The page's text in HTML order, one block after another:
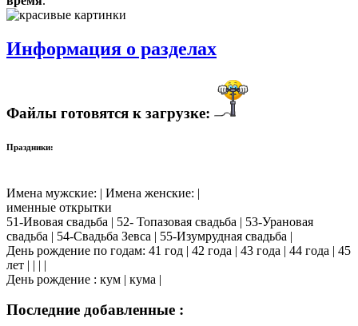
Информация о разделах
Файлы готовятся к загрузке:
Праздники:
Имена мужские: | Имена женские: |
именные открытки
51-Ивовая свадьба | 52- Топазовая свадьба | 53-Урановая
свадьба | 54-Свадьба Зевса | 55-Изумрудная свадьба |
День рождение по годам: 41 год | 42 года | 43 года | 44 года | 45
лет | | | |
День рождение : кум | кума |
Последние добавленные :